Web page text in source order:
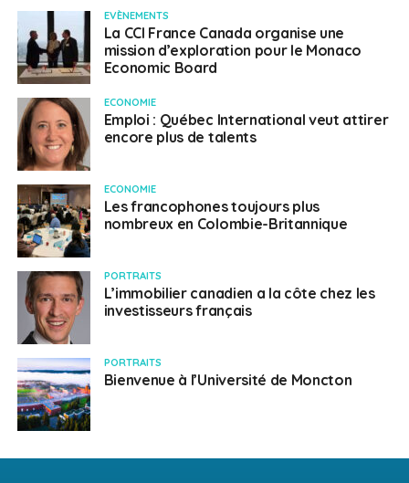
EVÈNEMENTS
La CCI France Canada organise une
mission d’exploration pour le Monaco
Economic Board
ECONOMIE
Emploi : Québec International veut attirer
encore plus de talents
ECONOMIE
Les francophones toujours plus
nombreux en Colombie-Britannique
PORTRAITS
L’immobilier canadien a la côte chez les
investisseurs français
PORTRAITS
Bienvenue à l’Université de Moncton